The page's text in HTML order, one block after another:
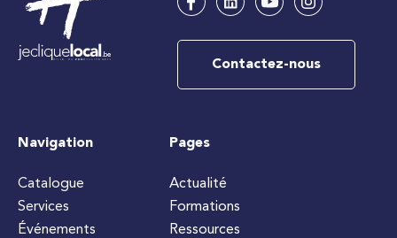
Contactez-nous
Navigation
Catalogue
Services
Événements
Pages
Actualité
Formations
Ressources